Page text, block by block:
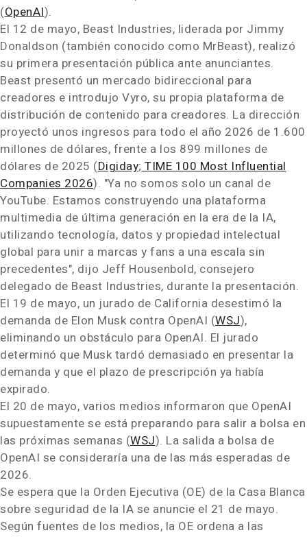
(OpenAI).
El 12 de mayo, Beast Industries, liderada por Jimmy
Donaldson (también conocido como MrBeast), realizó
su primera presentación pública ante anunciantes.
Beast presentó un mercado bidireccional para
creadores e introdujo Vyro, su propia plataforma de
distribución de contenido para creadores. La dirección
proyectó unos ingresos para todo el año 2026 de 1.600
millones de dólares, frente a los 899 millones de
dólares de 2025 (Digiday;TIME 100 Most Influential
Companies 2026). "Ya no somos solo un canal de
YouTube. Estamos construyendo una plataforma
multimedia de última generación en la era de la IA,
utilizando tecnología, datos y propiedad intelectual
global para unir a marcas y fans a una escala sin
precedentes", dijo Jeff Housenbold, consejero
delegado de Beast Industries, durante la presentación.
El 19 de mayo, un jurado de California desestimó la
demanda de Elon Musk contra OpenAI (WSJ),
eliminando un obstáculo para OpenAI. El jurado
determinó que Musk tardó demasiado en presentar la
demanda y que el plazo de prescripción ya había
expirado.
El 20 de mayo, varios medios informaron que OpenAI
supuestamente se está preparando para salir a bolsa en
las próximas semanas (WSJ). La salida a bolsa de
OpenAI se consideraría una de las más esperadas de
2026.
Se espera que la Orden Ejecutiva (OE) de la Casa Blanca
sobre seguridad de la IA se anuncie el 21 de mayo.
Según fuentes de los medios, la OE ordena a las